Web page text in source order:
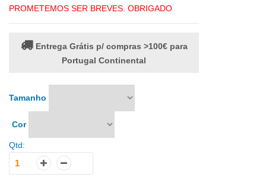
PROMETEMOS SER BREVES. OBRIGADO
Entrega Grátis p/ compras >100€ para
Portugal Continental
Tamanho
Cor
Qtd: